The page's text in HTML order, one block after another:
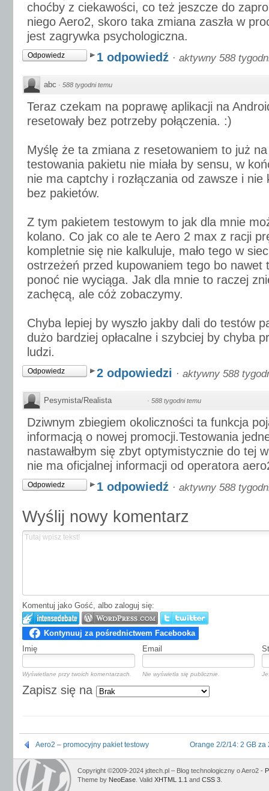
choćby z ciekawości, co też jeszcze do
niego Aero2, skoro taka zmiana zaszła w
jest zagrywka psychologiczna.
Odpowiedz 1 odpowiedź · aktywny 588
abc · 588 tygodni temu
Teraz czekam na poprawę aplikacji na
resetowały bez potrzeby połączenia. :)
Myślę że ta zmiana z resetowaniem to już
testowania pakietu nie miała by sensu, w
nie ma captchy i rozłączania od zawsze i nie
bez pakietów.
Z tym pakietem testowym to jak dla mnie
kolano. Co jak co ale te Aero 2 max z racji
kompletnie się nie kalkuluje, mało tego w
ostrzeżeń przed kupowaniem tego bo nawet
ponoć nie wyciąga. Jak dla mnie to raczej
zachęcą, ale cóż zobaczymy.
Chyba lepiej by wyszło jakby dali do testów
dużo bardziej opłacalne i szybciej by chyba
ludzi.
Odpowiedz 2 odpowiedzi · aktywny 588
Pesymista/Realista · 588 tygodni temu
Dziwnym zbiegiem okoliczności ta funkcja
informacją o nowej promocji.Testowania
nastawałbym się zbyt optymistycznie do tej
nie ma oficjalnej informacji od operatora
Odpowiedz 1 odpowiedź · aktywny 588
Wyślij nowy komentarz
Komentuj jako Gość, albo zaloguj się:
Imię Email
Wyświetlane przy twoich komentarzach. Nie wyświetla się publicznie.
Zapisz się na
Aero2 – promocyjny pakiet testowy Orange 2/2/14: 2 GB za
Copyright ©2009-2024 jdtech.pl – Blog technologiczny o Aero2 -
Theme by NeoEase . Valid XHTML 1.1 and CSS 3